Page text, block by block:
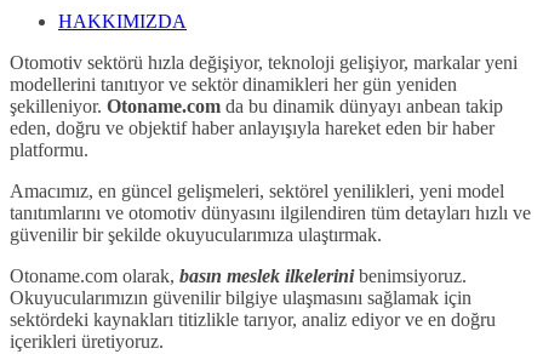
HAKKIMIZDA
Otomotiv sektörü hızla değişiyor, teknoloji gelişiyor, markalar yeni
modellerini tanıtıyor ve sektör dinamikleri her gün yeniden
şekilleniyor. Otoname.com da bu dinamik dünyayı anbean takip
eden, doğru ve objektif haber anlayışıyla hareket eden bir haber
platformu.
Amacımız, en güncel gelişmeleri, sektörel yenilikleri, yeni model
tanıtımlarını ve otomotiv dünyasını ilgilendiren tüm detayları hızlı ve
güvenilir bir şekilde okuyucularımıza ulaştırmak.
Otoname.com olarak, basın meslek ilkelerinibenimsiyoruz.
Okuyucularımızın güvenilir bilgiye ulaşmasını sağlamak için
sektördeki kaynakları titizlikle tarıyor, analiz ediyor ve en doğru
içerikleri üretiyoruz.